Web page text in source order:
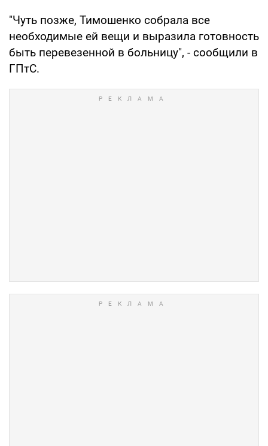
"Чуть позже, Тимошенко собрала все
необходимые ей вещи и выразила готовность
быть перевезенной в больницу", - сообщили в
ГПтС.